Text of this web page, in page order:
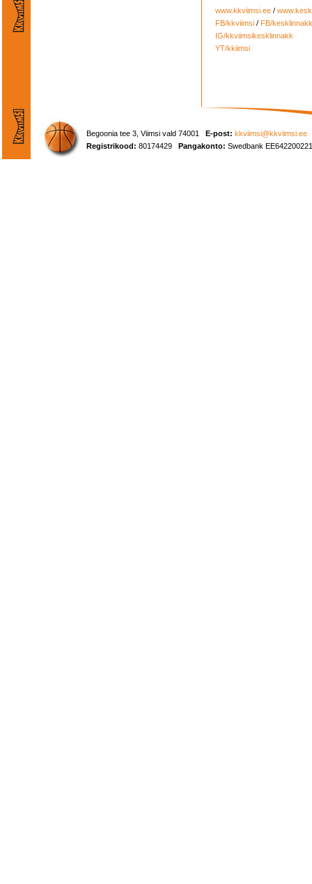
www.kkviimsi.ee /
FB/kkviimsi / FB/kesklinnakk
IG/kkviimsikesklinnakk
YT/kkiimsi
Begoonia tee 3, Viimsi vald 74001 E-post: kkviimsi@kkviimsi.ee
Registrikood: 80174429 Pangakonto: Swedbank